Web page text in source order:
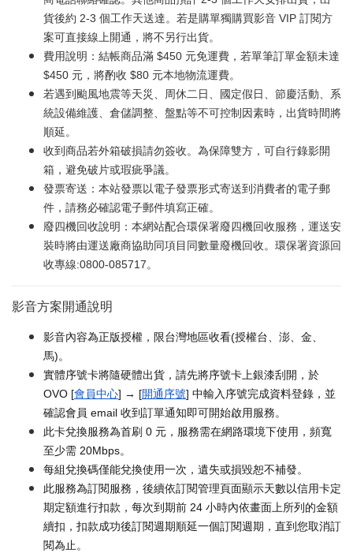
貨後約 2-3 個工作天送達。若是購單獨購買影音 VIP 訂閱方
案可直接線上開通，將不另行出貨。
費用說明：結帳商品滿 $450 元免運費，若單筆訂單金額未達
$450 元，將酌收 $80 元本地物流運費。
若遇到颱風地震等天災、周休二日、國定假日、節慶活動、系
統設備維護、倉儲調整、盤點等不可控制因素時，出貨時間將
順延。
收到商品若外箱破損請勿簽收。為保障雙方，可自行錄影開
箱，避免破片或瑕疵爭議。
發票寄送：本站發票以電子發票形式寄送到消費者的電子郵
件，請務必確認電子郵件填寫正確。
廢四機回收說明：本網站配合環保署廢四機回收服務，運送安
裝時將由運送廠商協助同項目同數量廢機回收。環保署資源回
收專線:0800-085717。
影音方案開通說明
影音內容為正版授權，限台灣地區收看(授權台、澎、金、
馬)。
實體序號卡將隨硬體出貨，請先將序號卡上銀漆刮開，於
OVO [會員中心] → [開通序號] 中輸入序號完成資料登錄，並
確認會員 email 收到訂單通知即可開始啟用服務。
此卡兌換服務為首刷 0 元，服務需在網路環境下使用，頻寬
至少需 20Mbps。
每組兌換碼僅能兌換使用一次，遺失或損毀恕不補發。
此服務為訂閱服務，後續依訂閱管理頁面顯示天數以信用卡定
期定額進行扣款，每次到期前 24 小時內依畫面上所列的金額
續扣，扣款成功後訂閱週期順延一個訂閱週期，直到您取消訂
閱為止。